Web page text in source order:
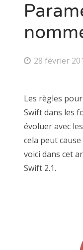
28 février
Les règles
Swift dans les
évoluer avec
cela peut
voici dans cet
Swift 2.1.